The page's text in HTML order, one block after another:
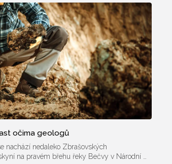
očima geologů
nachází nedaleko Zbrašovských
na pravém břehu řeky Bečvy v Národní …